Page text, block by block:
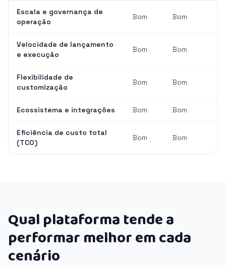
Escala e governança de
operação
Bom Bom
Velocidade de lançamento
e execução
Bom Bom
Flexibilidade de
customização
Bom Bom
Ecossistema e integrações Bom Bom
Eficiência de custo total
(TCO)
Bom Bom
Qual plataforma tende a
performar melhor em cada
cenário